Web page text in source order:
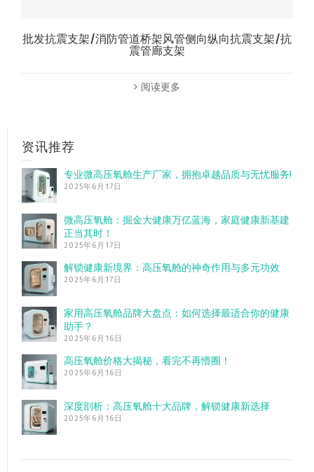
批发抗震支架/消防管道桥架风管侧向纵向抗震支架/抗
震管廊支架
阅读更多
资讯推荐
专业微高压氧舱生产厂家，拥抱卓越品质与无忧服务!
2025年6月17日
微高压氧舱：掘金大健康万亿蓝海，家庭健康新基建
正当其时！
2025年6月17日
解锁健康新境界：高压氧舱的神奇作用与多元功效
2025年6月17日
家用高压氧舱品牌大盘点：如何选择最适合你的健康
助手？
2025年6月16日
高压氧舱价格大揭秘，看完不再懵圈！
2025年6月16日
深度剖析：高压氧舱十大品牌，解锁健康新选择
2025年6月16日